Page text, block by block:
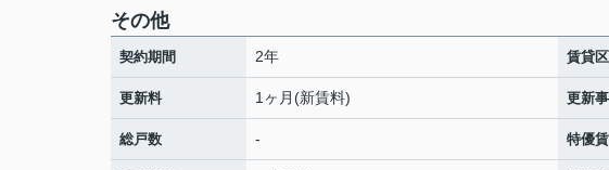
その他
契約期間 2年 賃貸
更新料 1ヶ月(新賃料) 更新
総戸数 - 特優賃